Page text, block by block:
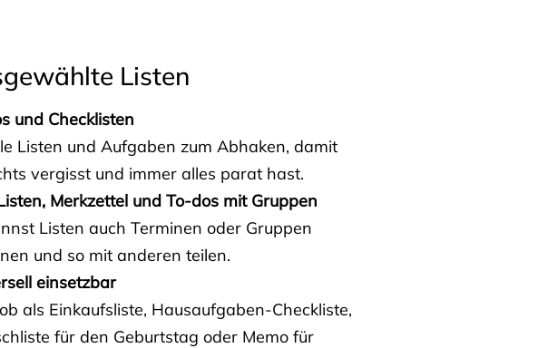
Listen
und Checklisten
Listen und Aufgaben zum Abhaken, damit
vergisst und immer alles parat hast.
Merkzettel und To-dos mit Gruppen
Listen auch Terminen oder Gruppen
und so mit anderen teilen.
einsetzbar
als Einkaufsliste, Hausaufgaben-Checkliste,
für den Geburtstag oder Memo für